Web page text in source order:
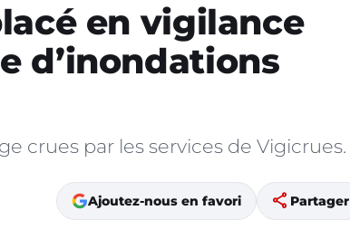
en vigilance
d’inondations
crues par les services de Vigicrues.
Ajoutez-nous en favori share Partager